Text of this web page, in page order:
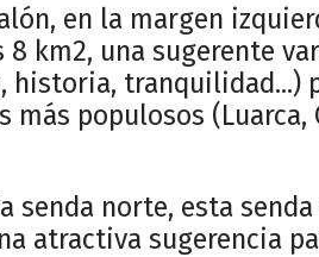
en la margen
km2, una sugerente
historia, tranquilidad...)
populosos (Luarca,
senda norte, esta
atractiva sugerencia